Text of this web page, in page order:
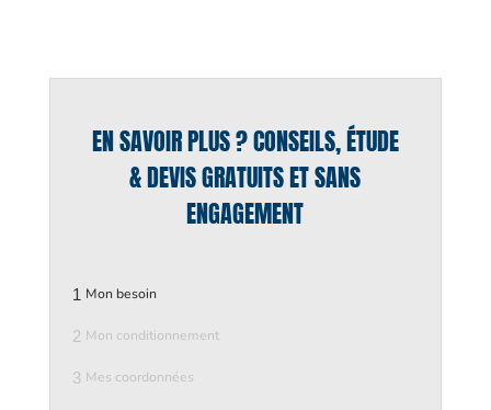
EN SAVOIR PLUS ? CONSEILS, ÉTUDE
& DEVIS GRATUITS ET SANS
ENGAGEMENT
1 Mon besoin
2 Mon conditionnement
3 Mes coordonnées